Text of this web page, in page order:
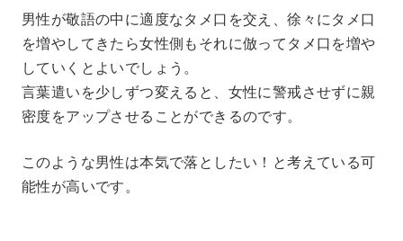
男性が敬語の中に適度なタメ口を交え、徐々にタメ口
を増やしてきたら女性側もそれに倣ってタメ口を増や
していくとよいでしょう。
言葉遣いを少しずつ変えると、女性に警戒させずに親
密度をアップさせることができるのです。
このような男性は本気で落としたい！と考えている可
能性が高いです。